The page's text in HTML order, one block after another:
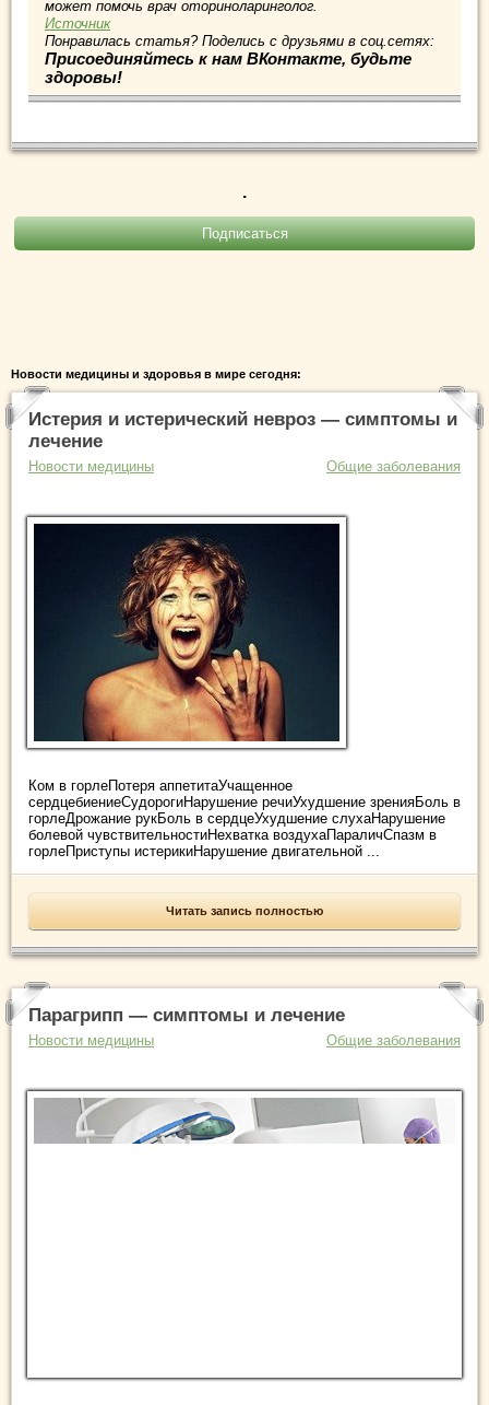
может помочь врач оториноларинголог.
Источник
Понравилась статья? Поделись с друзьями в соц.сетях:
Присоединяйтесь к нам ВКонтакте, будьте
здоровы!
.
Новости медицины и здоровья в мире сегодня:
Истерия и истерический невроз — симптомы и
лечение
Новости медицины Общие заболевания
Ком в горлеПотеря аппетитаУчащенное
сердцебиениеСудорогиНарушение речиУхудшение зренияБоль в
горлеДрожание рукБоль в сердцеУхудшение слухаНарушение
болевой чувствительностиНехватка воздухаПараличСпазм в
горлеПриступы истерикиНарушение двигательной ...
Читать запись полностью
Парагрипп — симптомы и лечение
Новости медицины Общие заболевания